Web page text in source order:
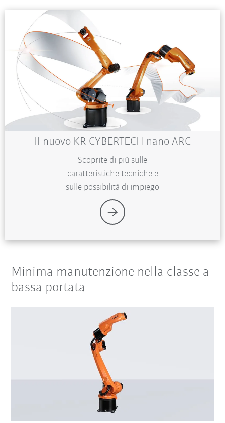
Il nuovo KR CYBERTECH nano ARC
Scoprite di più sulle
caratteristiche tecniche e
sulle possibilità di impiego
Minima manutenzione nella classe a
bassa portata